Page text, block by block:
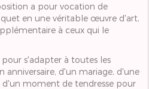
a pour vocation de
en une véritable œuvre d'art,
à ceux qui le
s'adapter à toutes les
anniversaire, d'un mariage, d'une
moment de tendresse pour